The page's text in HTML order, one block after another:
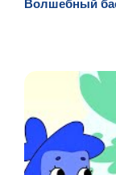
Волшебный